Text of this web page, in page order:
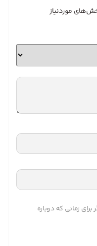
موردنیاز
زمانی که دوباره